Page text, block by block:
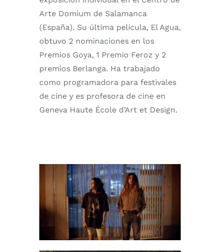
Arte Domium de Salamanca
(España). Su última película, El Agua,
obtuvo 2 nominaciones en los
Premios Goya, 1 Premio Feroz y 2
premios Berlanga. Ha trabajado
como programadora para festivales
de cine y es profesora de cine en
Geneva Haute École d’Art et Design.